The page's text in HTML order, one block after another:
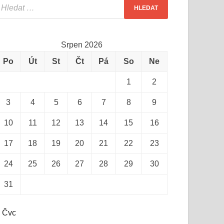
Srpen 2026
Po
Út St Čt Pá So Ne
1 2
3 4 5 6 7 8 9
10 11 12 13 14 15 16
17 18 19 20 21 22 23
24 25 26 27 28 29 30
31
Čvc